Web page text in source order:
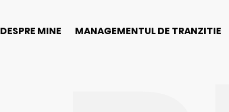
DESPRE MINE MANAGEMENTUL DE TRANZITIE